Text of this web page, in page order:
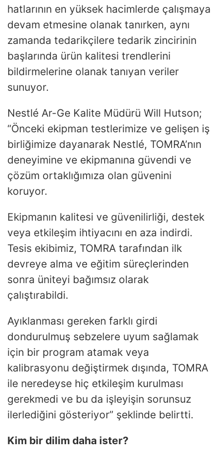
hatlarının en yüksek hacimlerde çalışmaya
devam etmesine olanak tanırken, aynı
zamanda tedarikçilere tedarik zincirinin
başlarında ürün kalitesi trendlerini
bildirmelerine olanak tanıyan veriler
sunuyor.
Nestlé Ar-Ge Kalite Müdürü Will Hutson;
“Önceki ekipman testlerimize ve gelişen iş
birliğimize dayanarak Nestlé, TOMRA’nın
deneyimine ve ekipmanına güvendi ve
çözüm ortaklığımıza olan güvenini
koruyor.
Ekipmanın kalitesi ve güvenilirliği, destek
veya etkileşim ihtiyacını en aza indirdi.
Tesis ekibimiz, TOMRA tarafından ilk
devreye alma ve eğitim süreçlerinden
sonra üniteyi bağımsız olarak
çalıştırabildi.
Ayıklanması gereken farklı girdi
dondurulmuş sebzelere uyum sağlamak
için bir program atamak veya
kalibrasyonu değiştirmek dışında, TOMRA
ile neredeyse hiç etkileşim kurulması
gerekmedi ve bu da işleyişin sorunsuz
ilerlediğini gösteriyor” şeklinde belirtti.
Kim bir dilim daha ister?